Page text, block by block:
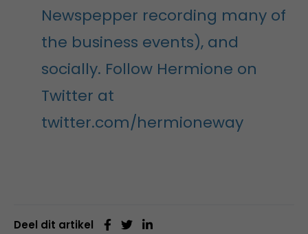
Newspepper recording many of
the business events), and
socially. Follow Hermione on
Twitter at
twitter.com/hermioneway
Deel dit artikel